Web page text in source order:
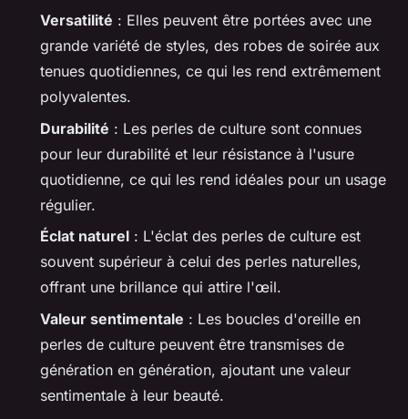
Versatilité : Elles peuvent être portées avec une
grande variété de styles, des robes de soirée aux
tenues quotidiennes, ce qui les rend extrêmement
polyvalentes.
Durabilité : Les perles de culture sont connues
pour leur durabilité et leur résistance à l'usure
quotidienne, ce qui les rend idéales pour un usage
régulier.
Éclat naturel : L'éclat des perles de culture est
souvent supérieur à celui des perles naturelles,
offrant une brillance qui attire l'œil.
Valeur sentimentale : Les boucles d'oreille en
perles de culture peuvent être transmises de
génération en génération, ajoutant une valeur
sentimentale à leur beauté.